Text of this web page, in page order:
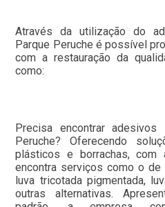
Através da utilização do
Parque Peruche é possível
com a restauração da
como:
Precisa encontrar
Peruche? Oferecendo
plásticos e borrachas, com
encontra serviços como o de
luva tricotada pigmentada,
outras alternativas.